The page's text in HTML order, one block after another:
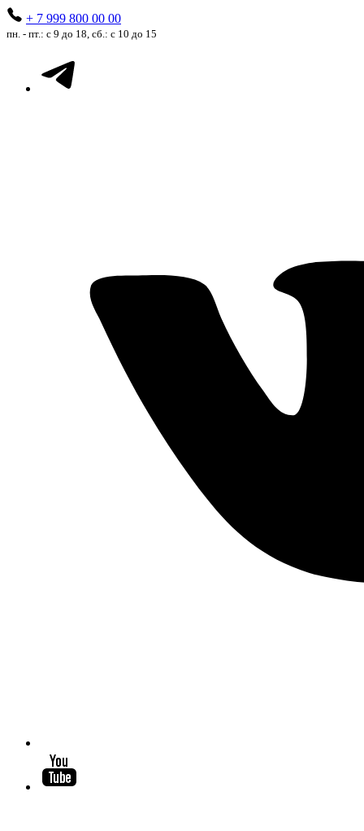
+ 7 999 800 00 00
пн. - пт.: с 9 до 18, сб.: с 10 до 15